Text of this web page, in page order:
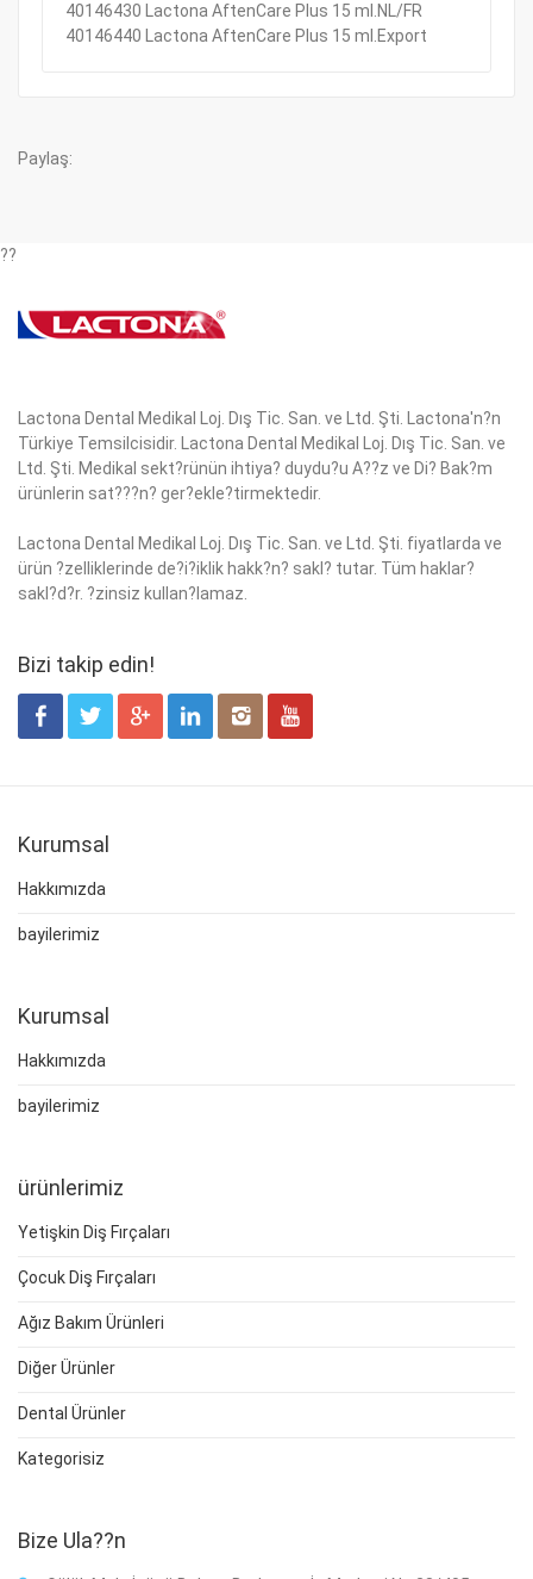
40146430 Lactona AftenCare Plus 15 ml.NL/FR
40146440 Lactona AftenCare Plus 15 ml.Export
Paylaş:
??
Lactona Dental Medikal Loj. Dış Tic. San. ve Ltd. Şti. Lactona'n?n
Türkiye Temsilcisidir. Lactona Dental Medikal Loj. Dış Tic. San. ve
Ltd. Şti. Medikal sekt?rünün ihtiya? duydu?u A??z ve Di? Bak?m
ürünlerin sat???n? ger?ekle?tirmektedir.
Lactona Dental Medikal Loj. Dış Tic. San. ve Ltd. Şti. fiyatlarda ve
ürün ?zelliklerinde de?i?iklik hakk?n? sakl? tutar. Tüm haklar?
sakl?d?r. ?zinsiz kullan?lamaz.
Bizi takip edin!
Kurumsal
Hakkımızda
bayilerimiz
Kurumsal
Hakkımızda
bayilerimiz
ürünlerimiz
Yetişkin Diş Fırçaları
Çocuk Diş Fırçaları
Ağız Bakım Ürünleri
Diğer Ürünler
Dental Ürünler
Kategorisiz
Bize Ula??n